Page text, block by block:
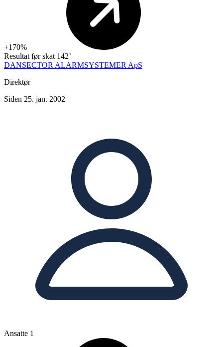
+170%
Resultat før skat 142’
DANSECTOR ALARMSYSTEMER ApS
Direktør
Siden 25. jan. 2002
Ansatte 1